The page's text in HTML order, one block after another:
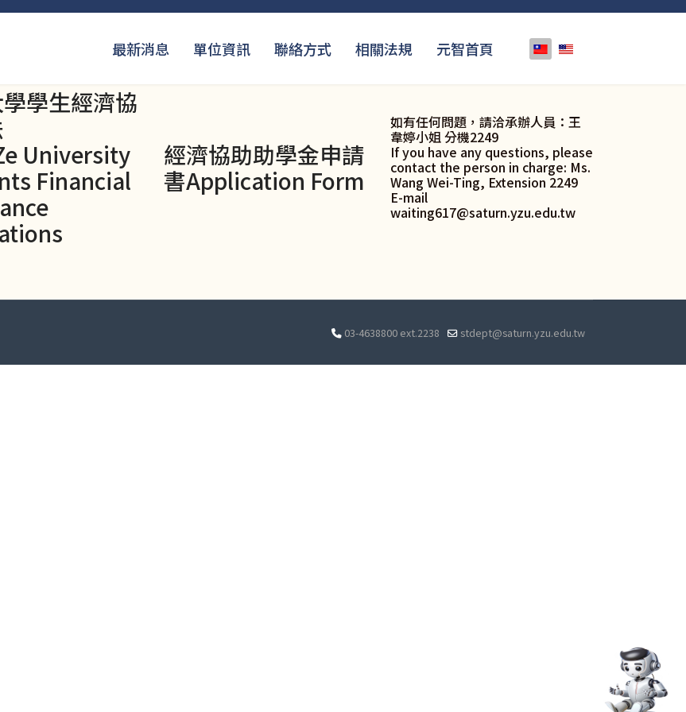
最新消息 單位資訊 聯絡方式 相關法規 元智首頁 選擇你的語言
學生經濟協
University
Financial
經濟協助助學金申請
書Application Form
如有任何問題，請洽承辦人員：王
韋婷小姐 分機2249
If you have any questions, please
contact the person in charge: Ms.
Wang Wei-Ting, Extension 2249
E-mail
waiting617@saturn.yzu.edu.tw
03-4638800 ext.2238 stdept@saturn.yzu.edu.tw